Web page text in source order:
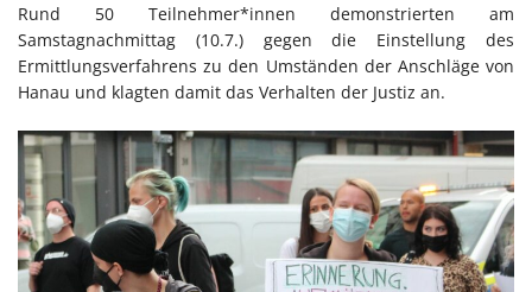
Rund 50 Teilnehmer*innen demonstrierten am
Samstagnachmittag (10.7.) gegen die Einstellung des
Ermittlungsverfahrens zu den Umständen der Anschläge von
Hanau und klagten damit das Verhalten der Justiz an.